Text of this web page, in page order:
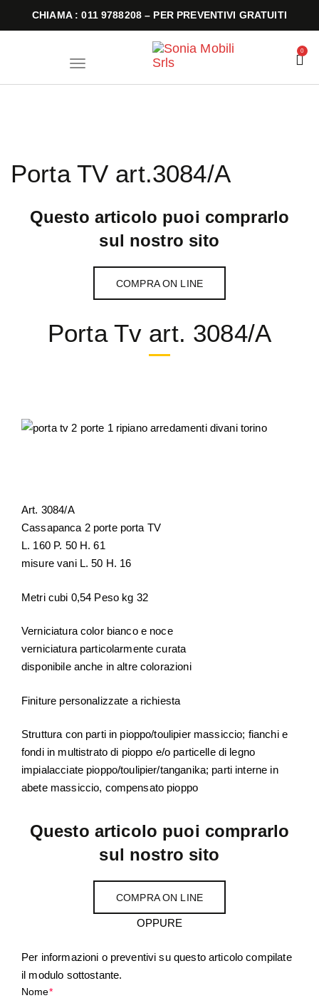
CHIAMA : 011 9788208 – PER PREVENTIVI GRATUITI
T
g
g
o
n
0
Porta TV art.3084/A
Questo articolo puoi comprarlo
sul nostro sito
COMPRA ON LINE
Porta Tv art. 3084/A
Art. 3084/A
Cassapanca 2 porte porta TV
L. 160 P. 50 H. 61
misure vani L. 50 H. 16
Metri cubi 0,54 Peso kg 32
Verniciatura color bianco e noce
verniciatura particolarmente curata
disponibile anche in altre colorazioni
Finiture personalizzate a richiesta
Struttura con parti in pioppo/toulipier massiccio; fianchi e
fondi in multistrato di pioppo e/o particelle di legno
impialacciate pioppo/toulipier/tanganika; parti interne in
abete massiccio, compensato pioppo
Questo articolo puoi comprarlo
sul nostro sito
COMPRA ON LINE
OPPURE
Per informazioni o preventivi su questo articolo compilate
il modulo sottostante.
Nome*